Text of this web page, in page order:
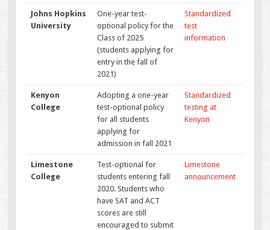
Johns Hopkins
University
One-year test-
optional policy for the
Class of 2025
(students applying for
entry in the fall of
2021)
Standardized
test
information
Kenyon
College
Adopting a one-year
test-optional policy
for all students
applying for
admission in fall 2021
Standardized
testing at
Kenyon
Limestone
College
Test-optional for
students entering fall
2020. Students who
have SAT and ACT
scores are still
encouraged to submit
Limestone
announcement